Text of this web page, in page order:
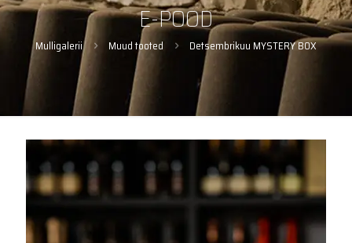
E-POOD
Mulligalerii Muud tooted Detsembrikuu MYSTERY BOX